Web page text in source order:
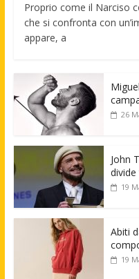
Proprio come il Narciso
che si confronta con
appare, a
26
John
19
Abiti
19